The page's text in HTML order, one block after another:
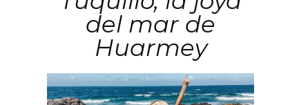
del mar de
Huarmey